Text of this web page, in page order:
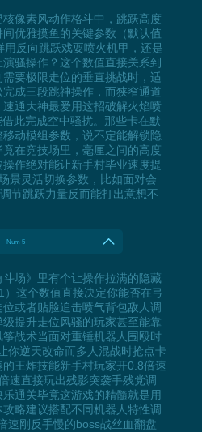
像素风动作格斗中，跳跃高度
优雅摸鱼的关键参数（默认值
反向跳跃戏耍喷火机甲，还是
骚操作？这个数值直接关系到
要极限走位的垂直挑战时，适
成三段跳神操作，而狭窄通道
通大神最爱用这招破解火焰喷
此完成空中骚扰。那些卡在默
动模组参数，说不定能解锁隐
在竞技场里，毫厘之间的高度
作绝对能让新手村毕业速度提
景灵活切换参数，比如面对会
节跳跃力量反而能打出意想不
Num 5
场》里有个让操作拉满的隐藏
这个数值直接决定你能否在弓
或者贴脸追击喷气背包敌人调
提升走位风骚的玩家甚至能靠
战术当面对重锤机器人围殴时
你逆天改命而多人混战时抢点卡
王炸技能新手村玩家开0.8倍速
速直接玩出残影突袭手残党调
通关毕竟这游戏的精髓就是用
略建议搭配不同机器人特性调
速刚反手慢的boss战丝血翻盘